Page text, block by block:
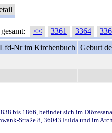
<< 3361 3364
Lfd-Nr im Kirchenbuch Geburt
bis 1866, befindet sich im
Straße 8, 36043 Fulda und im